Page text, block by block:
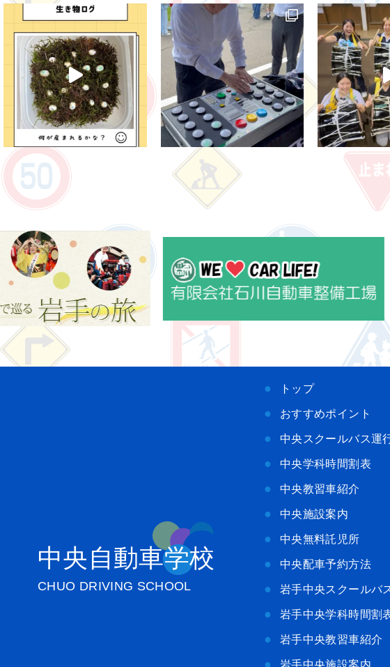
中央自動車学校
CHUO DRIVING SCHOOL
トップ
おすすめポイント
中央スクールバス運
中央学科時間割表
中央教習車紹介
中央施設案内
中央無料託児所
中央配車予約方法
岩手中央スクールバ
岩手中央学科時間割
岩手中央教習車紹介
岩手中央施設案内